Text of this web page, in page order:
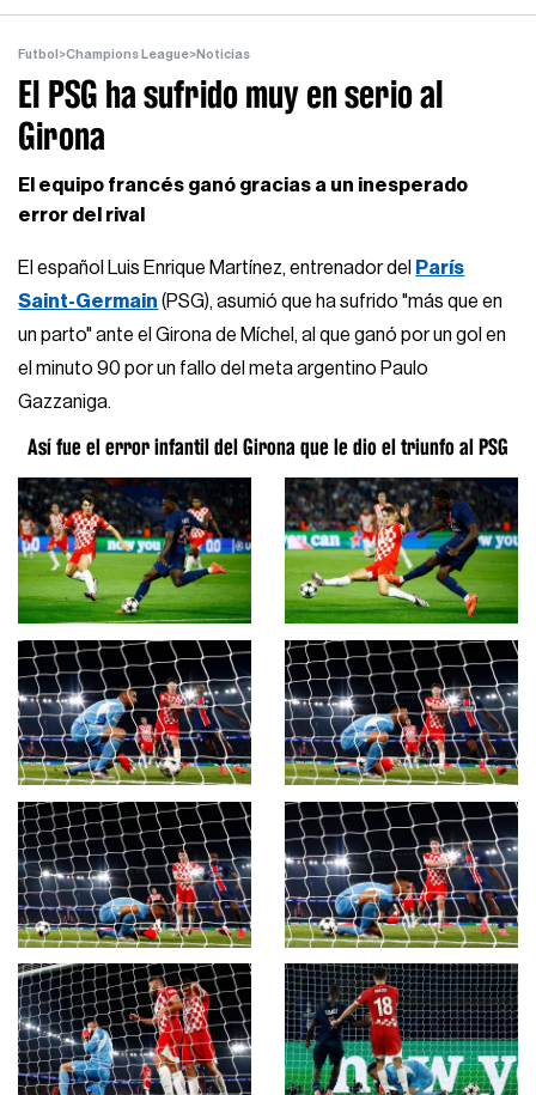
Futbol >Champions League>Noticias
El PSG ha sufrido muy en serio al
Girona
El equipo francés ganó gracias a un inesperado
error del rival
El español Luis Enrique Martínez, entrenador del
París
Saint-Germain (PSG), asumió que ha sufrido "más que en
un parto" ante el Girona de Míchel, al que ganó por un gol en
el minuto 90 por un fallo del meta argentino Paulo
Gazzaniga.
Así fue el error infantil del Girona que le dio el triunfo al PSG